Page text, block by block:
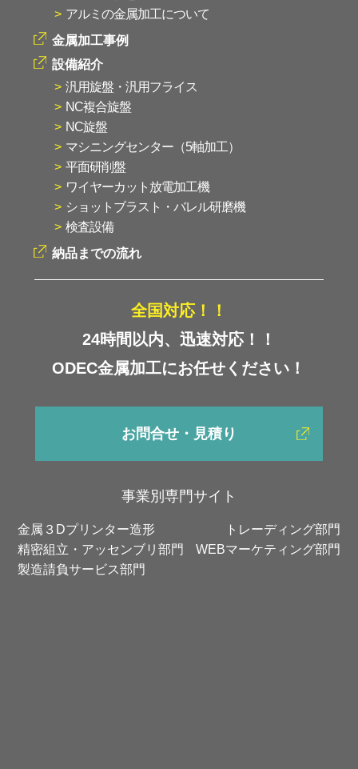
アルミの金属加工について
金属加工事例
設備紹介
汎用旋盤・汎用フライス
NC複合旋盤
NC旋盤
マシニングセンター（5軸加工）
平面研削盤
ワイヤーカット放電加工機
ショットブラスト・バレル研磨機
検査設備
納品までの流れ
全国対応！！
24時間以内、迅速対応！！
ODEC金属加工にお任せください！
お問合せ・見積り
事業別専門サイト
金属３Dプリンター造形
トレーディング部門
精密組立・アッセンブリ部門
WEBマーケティング部門
製造請負サービス部門